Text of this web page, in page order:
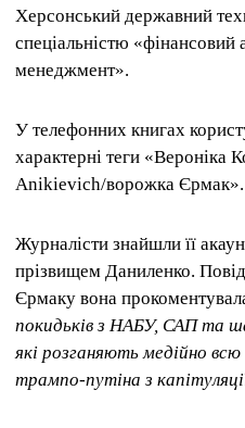
Херсонський державний
спеціальністю «фінансовий
менеджмент».
У телефонних книгах
характерні теги «Вероніка
Anikievich/ворожка Єрмак».
Журналісти знайшли її
прізвищем Даниленко.
Єрмаку вона
покидьків з НАБУ, САП та
які розганяють медійно
трампо-путіна з